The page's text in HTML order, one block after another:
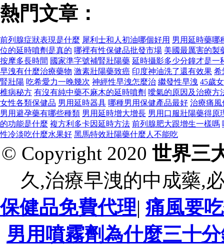
熱門文章：
前列腺症狀表現是什麼 犀利士和人初油哪個好用 男用延時藥哪
位的延時噴劑是真的 哪裡有性保健品批發市場 美國最厲害的製
按摩多長時間 國家準字號補腎壯陽藥 延時攝影多少分鐘才是一
早洩有什麼治療藥物 激素壯陽藥致癌 印度神油洗了還有效果 希
腎壯陽 吃希愛力一晚幾次 神經性早洩怎麼治 繼發性早洩 45歲
椎病秘方 有沒有純中藥不麻木的延時噴劑 噯氣的原因及治療方
女性各類保健品 男用延時器具 哪種男用保健產品最好 治療痛風
男用避孕藥有哪些種類 男用延時增大增長 男用口服壯陽藥得原
的功能是什麼 複方利多卡因延時方法 前列腺肥大跟增生一樣嗎
性冷淡吃什麼水果好 黑馬特效壯陽藥什麼人不能吃
© Copyright 2020 世界三
久,治療早洩的中成藥,
保健品免費代理| 痛風要
男用噴霧劑為什麼三十